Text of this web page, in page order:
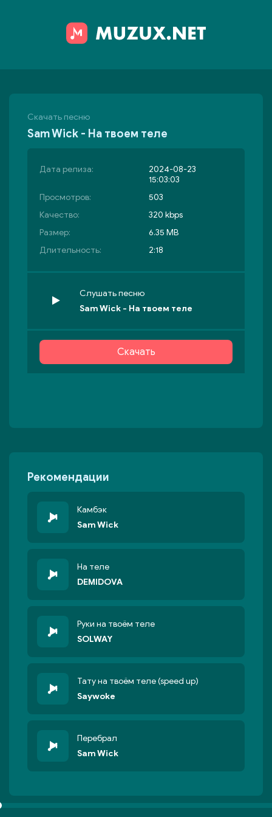
Скачать песню
Sam Wick - На твоем теле
Дата релиза:
2024-08-23
15:03:03
Просмотров:
503
Качество:
320 kbps
Размер:
6.35 MB
Длительность:
2:18
Слушать песню
Sam Wick - На твоем теле
Скачать
Рекомендации
Камбэк
Sam Wick
На теле
DEMIDOVA
Руки на твоём теле
SOLWAY
Тату на твоём теле (speed up)
Saywoke
Перебрал
Sam Wick